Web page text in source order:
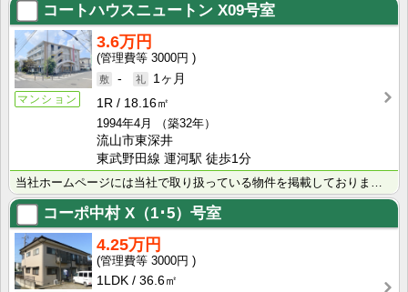
コートハウスニュートン X09号室
マンション
3.6万円
3000円
-
1ヶ月
1R
18.16㎡
1994年4月
（築32年）
流山市東深井
東武野田線 運河駅 徒歩1分
コーポ中村X（1･5）号室
4.25万円
3000円
1LDK
36.6㎡